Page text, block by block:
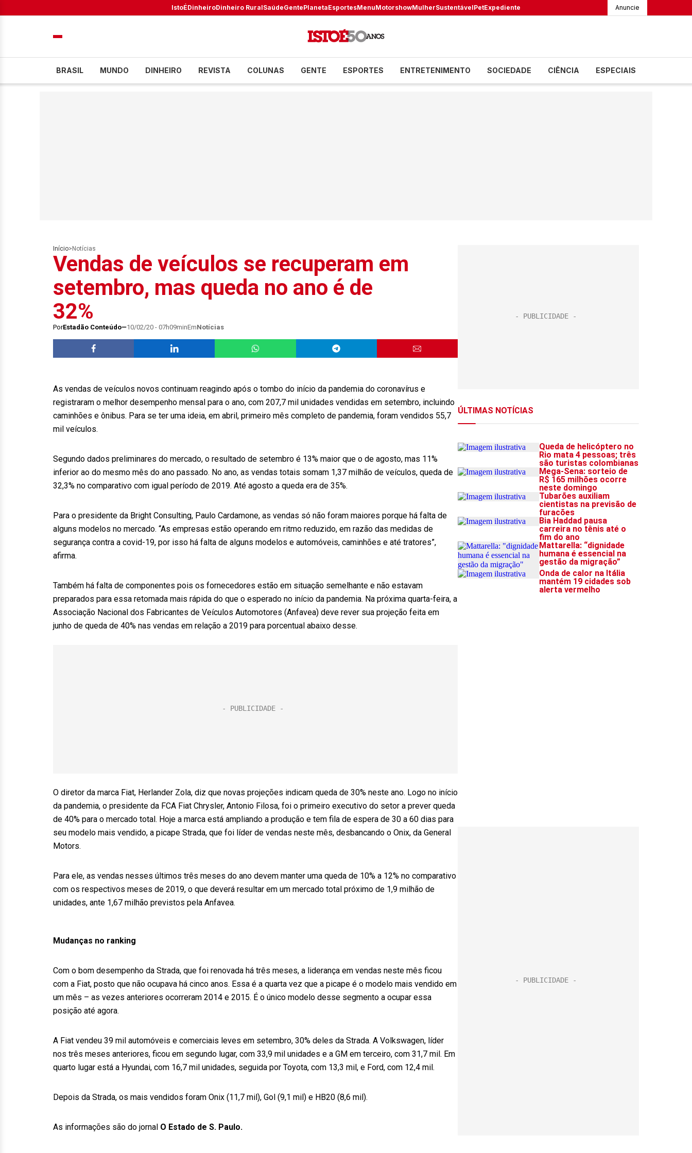
IstoÉDinheiroDinheiro RuralSaúdeGentePlanetaEsportesMenuMotorshowMulherSustentávelPetExpediente Anuncie
BRASIL MUNDO DINHEIRO REVISTA COLUNAS GENTE ESPORTES ENTRETENIMENTO SOCIEDADE CIÊNCIA ESPECIAIS
Início> Notícias
Vendas de veículos se recuperam em
setembro, mas queda no ano é de
32%
PorEstadão Conteúdo 10/02/20 - 07h09minEmNotícias
As vendas de veículos novos continuam reagindo após o tombo do início da pandemia do coronavírus e
registraram o melhor desempenho mensal para o ano, com 207,7 mil unidades vendidas em setembro, incluindo
caminhões e ônibus. Para se ter uma ideia, em abril, primeiro mês completo de pandemia, foram vendidos 55,7
mil veículos.
Segundo dados preliminares do mercado, o resultado de setembro é 13% maior que o de agosto, mas 11%
inferior ao do mesmo mês do ano passado. No ano, as vendas totais somam 1,37 milhão de veículos, queda de
32,3% no comparativo com igual período de 2019. Até agosto a queda era de 35%.
Para o presidente da Bright Consulting, Paulo Cardamone, as vendas só não foram maiores porque há falta de
alguns modelos no mercado. “As empresas estão operando em ritmo reduzido, em razão das medidas de
segurança contra a covid-19, por isso há falta de alguns modelos e automóveis, caminhões e até tratores”,
afirma.
Também há falta de componentes pois os fornecedores estão em situação semelhante e não estavam
preparados para essa retomada mais rápida do que o esperado no início da pandemia. Na próxima quarta-feira, a
Associação Nacional dos Fabricantes de Veículos Automotores (Anfavea) deve rever sua projeção feita em
junho de queda de 40% nas vendas em relação a 2019 para porcentual abaixo desse.
O diretor da marca Fiat, Herlander Zola, diz que novas projeções indicam queda de 30% neste ano. Logo no início
da pandemia, o presidente da FCA Fiat Chrysler, Antonio Filosa, foi o primeiro executivo do setor a prever queda
de 40% para o mercado total. Hoje a marca está ampliando a produção e tem fila de espera de 30 a 60 dias para
seu modelo mais vendido, a picape Strada, que foi líder de vendas neste mês, desbancando o Onix, da General
Motors.
Para ele, as vendas nesses últimos três meses do ano devem manter uma queda de 10% a 12% no comparativo
com os respectivos meses de 2019, o que deverá resultar em um mercado total próximo de 1,9 milhão de
unidades, ante 1,67 milhão previstos pela Anfavea.
Mudanças no ranking
Com o bom desempenho da Strada, que foi renovada há três meses, a liderança em vendas neste mês ficou
com a Fiat, posto que não ocupava há cinco anos. Essa é a quarta vez que a picape é o modelo mais vendido em
um mês – as vezes anteriores ocorreram 2014 e 2015. É o único modelo desse segmento a ocupar essa
posição até agora.
A Fiat vendeu 39 mil automóveis e comerciais leves em setembro, 30% deles da Strada. A Volkswagen, líder
nos três meses anteriores, ficou em segundo lugar, com 33,9 mil unidades e a GM em terceiro, com 31,7 mil. Em
quarto lugar está a Hyundai, com 16,7 mil unidades, seguida por Toyota, com 13,3 mil, e Ford, com 12,4 mil.
Depois da Strada, os mais vendidos foram Onix (11,7 mil), Gol (9,1 mil) e HB20 (8,6 mil).
As informações são do jornal O Estado de S. Paulo.